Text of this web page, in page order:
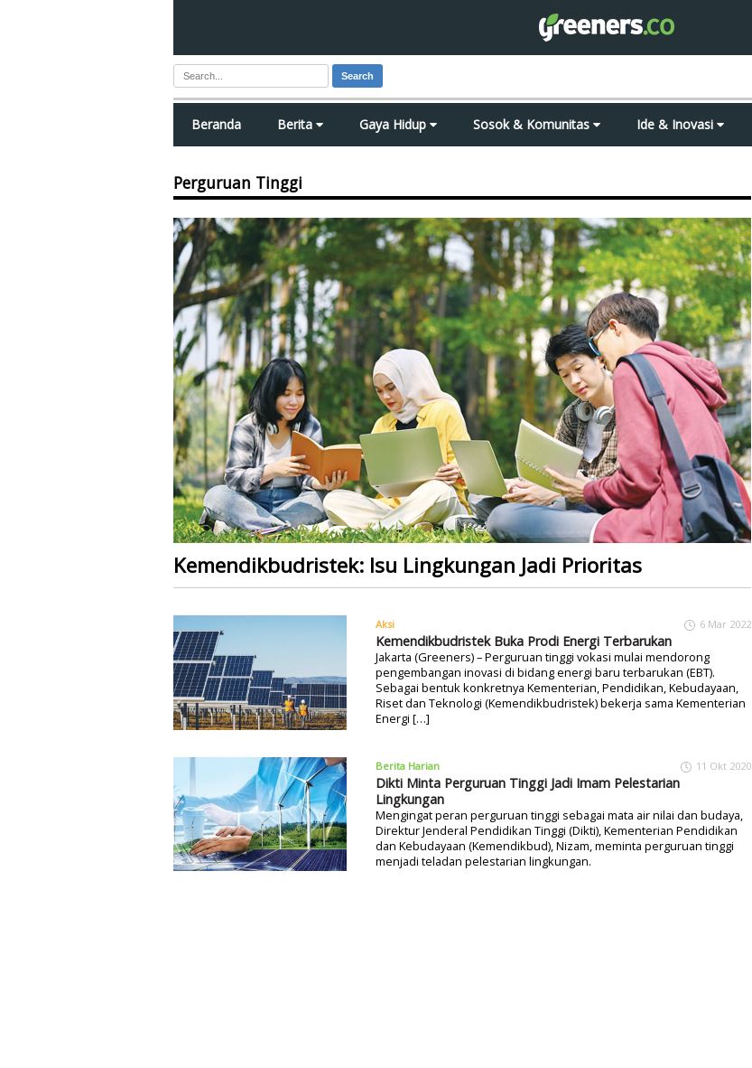
Search
Beranda Berita Gaya Hidup Sosok & Komunitas Ide & Inovasi
Perguruan Tinggi
Kemendikbudristek: Isu Lingkungan Jadi Prioritas
Aksi 6 Mar 2022
Kemendikbudristek Buka Prodi Energi Terbarukan
Jakarta (Greeners) – Perguruan tinggi vokasi mulai mendorong
pengembangan inovasi di bidang energi baru terbarukan (EBT).
Sebagai bentuk konkretnya Kementerian, Pendidikan, Kebudayaan,
Riset dan Teknologi (Kemendikbudristek) bekerja sama Kementerian
Energi […]
Berita Harian 11 Okt 2020
Dikti Minta Perguruan Tinggi Jadi Imam Pelestarian
Lingkungan
Mengingat peran perguruan tinggi sebagai mata air nilai dan budaya,
Direktur Jenderal Pendidikan Tinggi (Dikti), Kementerian Pendidikan
dan Kebudayaan (Kemendikbud), Nizam, meminta perguruan tinggi
menjadi teladan pelestarian lingkungan.